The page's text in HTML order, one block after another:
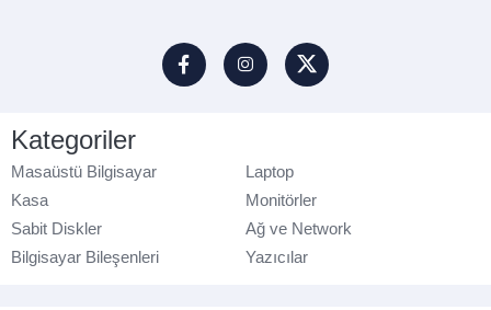
Kategoriler
Masaüstü Bilgisayar
Laptop
Kasa
Monitörler
Sabit Diskler
Ağ ve Network
Bilgisayar Bileşenleri
Yazıcılar